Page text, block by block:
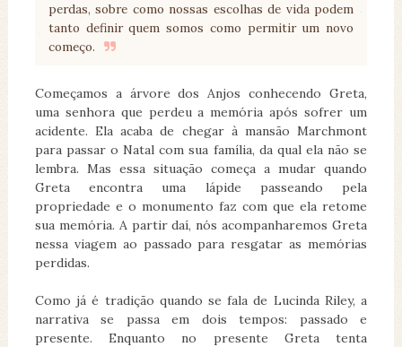
perdas, sobre como nossas escolhas de vida podem
tanto definir quem somos como permitir um novo
começo.
Começamos a árvore dos Anjos conhecendo Greta,
uma senhora que perdeu a memória após sofrer um
acidente. Ela acaba de chegar à mansão Marchmont
para passar o Natal com sua família, da qual ela não se
lembra. Mas essa situação começa a mudar quando
Greta encontra uma lápide passeando pela
propriedade e o monumento faz com que ela retome
sua memória. A partir daí, nós acompanharemos Greta
nessa viagem ao passado para resgatar as memórias
perdidas.
Como já é tradição quando se fala de Lucinda Riley, a
narrativa se passa em dois tempos: passado e
presente. Enquanto no presente Greta tenta